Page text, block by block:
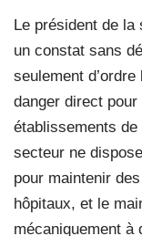
Le président de la
un constat sans
seulement
danger direct
établissements
secteur ne
pour maintenir
hôpitaux, et le
mécaniquement à